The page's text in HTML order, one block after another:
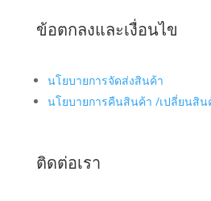
ข้อตกลงและเงื่อนไข
นโยบายการจัดส่งสินค้า
นโยบายการคืนสินค้า /เปลี่ยนสิน
ติดต่อเรา